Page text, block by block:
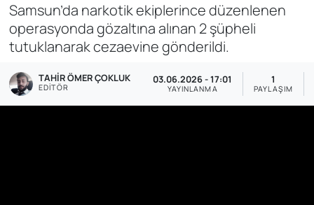
Samsun’da narkotik ekiplerince düzenlenen
operasyonda gözaltına alınan 2 şüpheli
tutuklanarak cezaevine gönderildi.
TAHIR ÖMER ÇOKLUK
EDITÖR
03.06.2026 - 17:01
YAYINLANMA
1
PAYLAŞIM
Bölge
Dünya
Ekonomi
Haber Arşivi